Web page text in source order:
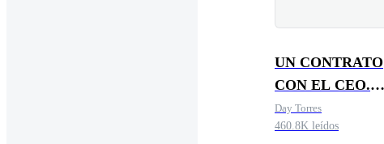
UN CONTRATO
CON EL CEO.
Engaños de Amor
Day Torres
460.8K leídos